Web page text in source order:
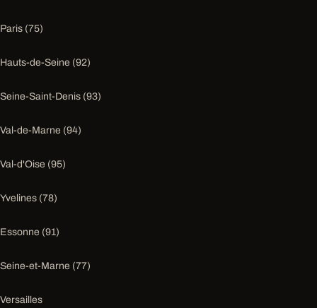
Paris (75)
Hauts-de-Seine (92)
Seine-Saint-Denis (93)
Val-de-Marne (94)
Val-d'Oise (95)
Yvelines (78)
Essonne (91)
Seine-et-Marne (77)
Versailles